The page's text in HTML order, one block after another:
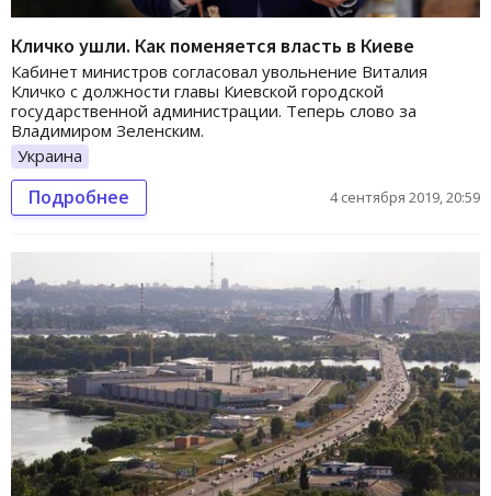
Кличко ушли. Как поменяется власть в Киеве
Кабинет министров согласовал увольнение Виталия
Кличко с должности главы Киевской городской
государственной администрации. Теперь слово за
Владимиром Зеленским.
Украина
Подробнее 4 сентября 2019, 20:59